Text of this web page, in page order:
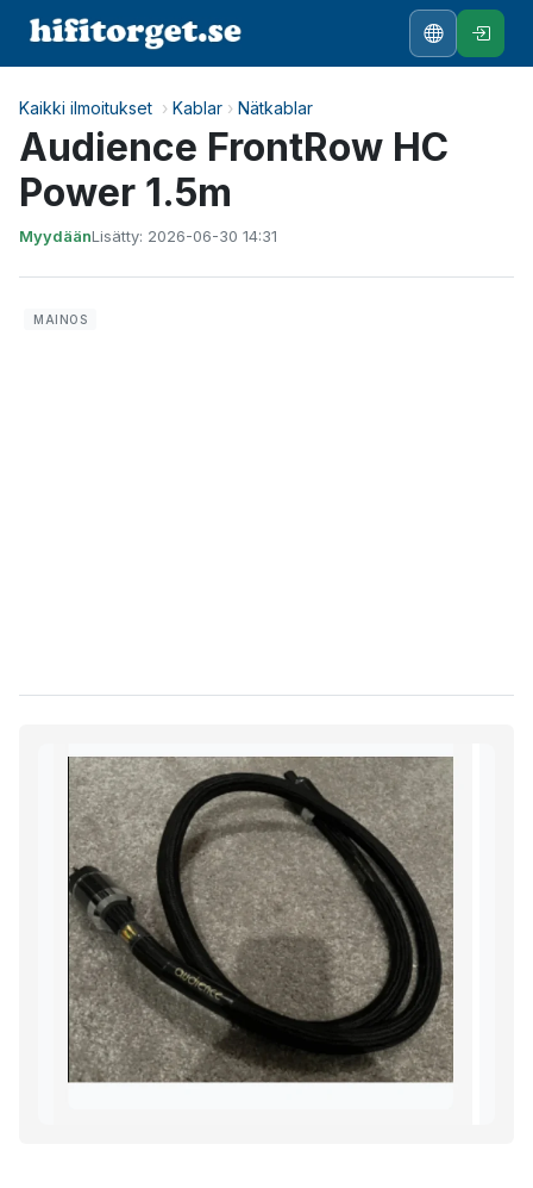
Kaikki ilmoitukset › Kablar › Nätkablar
Audience FrontRow HC
Power 1.5m
MyydäänLisätty: 2026-06-30 14:31